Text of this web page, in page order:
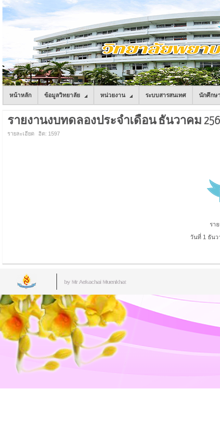
หน้าหลัก ข้อมูลวิทยาลัย หน่วยงาน ระบบสารสนเทศ นักศึกษ
รายงานงบทดลองประจำเดือน ธันวาคม
รายละเอียด ฮิต: 1597
รา
วันที่ 1 ธัน
by Mr.Aekachai Muenkhat